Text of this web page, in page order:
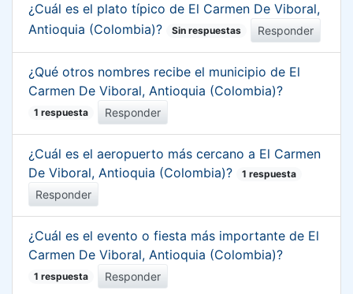
¿Cuál es el plato típico de El Carmen De Viboral,
Antioquia (Colombia)?
Sin respuestas Responder
¿Qué otros nombres recibe el municipio de El
Carmen De Viboral, Antioquia (Colombia)?
1 respuesta Responder
¿Cuál es el aeropuerto más cercano a El Carmen
De Viboral, Antioquia (Colombia)?
1 respuesta
Responder
¿Cuál es el evento o fiesta más importante de El
Carmen De Viboral, Antioquia (Colombia)?
1 respuesta Responder